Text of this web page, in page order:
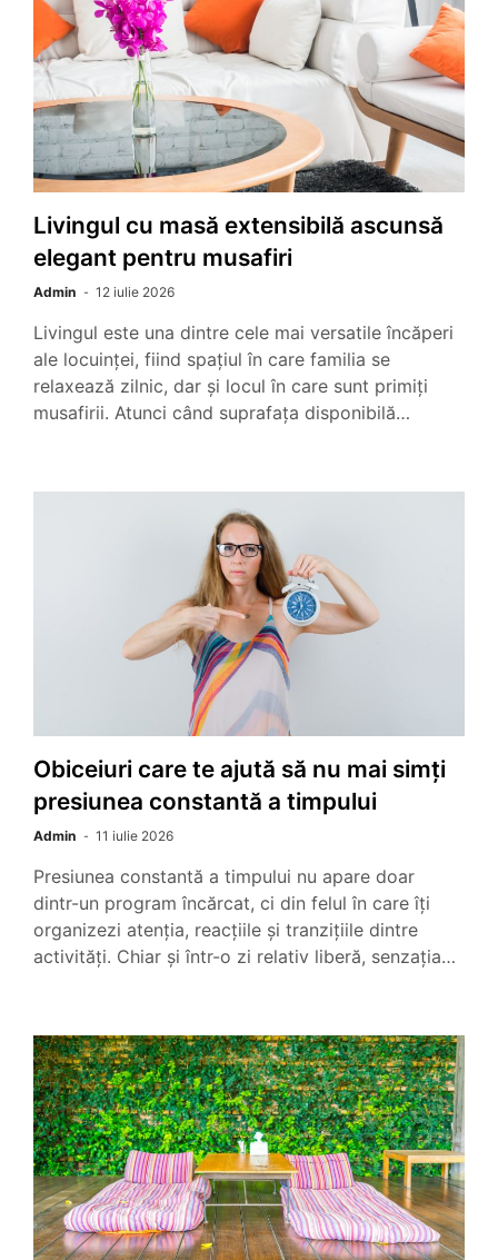
Livingul cu masă extensibilă ascunsă
elegant pentru musafiri
Admin 12 iulie 2026
Livingul este una dintre cele mai versatile încăperi
ale locuinței, fiind spațiul în care familia se
relaxează zilnic, dar și locul în care sunt primiți
musafirii. Atunci când suprafața disponibilă…
Obiceiuri care te ajută să nu mai simți
presiunea constantă a timpului
Admin 11 iulie 2026
Presiunea constantă a timpului nu apare doar
dintr-un program încărcat, ci din felul în care îți
organizezi atenția, reacțiile și tranzițiile dintre
activități. Chiar și într-o zi relativ liberă, senzația…